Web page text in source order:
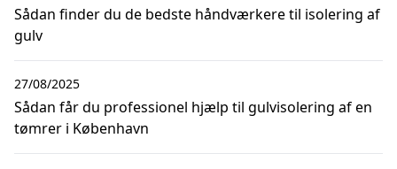
Sådan finder du de bedste håndværkere til isolering af
gulv
Sådan får du professionel hjælp til gulvisolering af en
tømrer i København
27/08/2025